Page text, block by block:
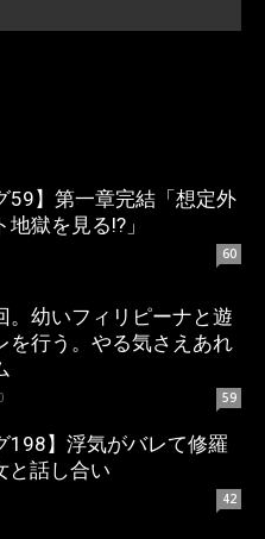
59】第一章完結「想定外
獄を見る!?」
60
。幼いフィリピーナと遊
を行う。やる気さえあれ
59
198】浮気がバレて修羅
と話し合い
42